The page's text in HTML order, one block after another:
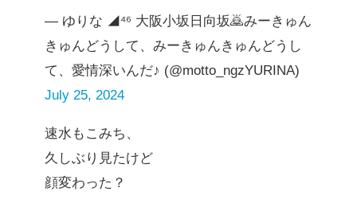
— ゆりな ◢⁴⁶ 大阪小坂日向坂🙇みーきゅん
きゅんどうして、みーきゅんきゅんどうし
て、愛情深いんだ♪ (@motto_ngzYURINA)
July 25, 2024
速水もこみち、
久しぶり見たけど
顔変わった？